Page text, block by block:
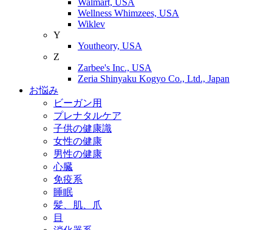
Wellness Whimzees, USA
Wiklev
Y
Youtheory, USA
Z
Zarbee's Inc., USA
Zeria Shinyaku Kogyo Co., Ltd., Japan
お悩み
ビーガン用
プレナタルケア
子供の健康識
女性の健康
男性の健康
心臓
免疫系
睡眠
髪、肌、爪
目